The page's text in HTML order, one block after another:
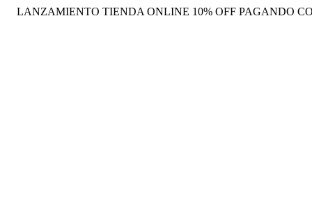
LANZAMIENTO TIENDA ONLINE 10% OFF PAGANDO